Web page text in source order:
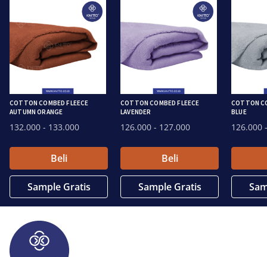
COTTON COMBED FLEECE
AUTUMN ORANGE
132.000 - 133.000
Beli
Sample Gratis
COTTON COMBED FLEECE
LAVENDER
126.000 - 127.000
Beli
Sample Gratis
COTTON
BLUE
126.000